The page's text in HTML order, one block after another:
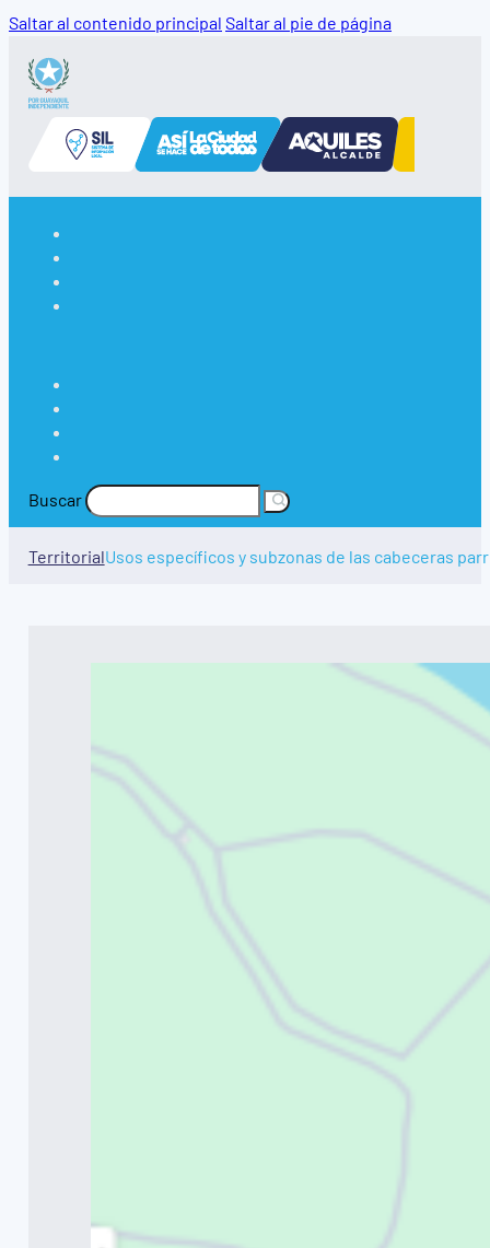
Saltar al contenido principal Saltar al pie de página
Buscar
TerritorialUsos específicos y subzonas de las cabeceras